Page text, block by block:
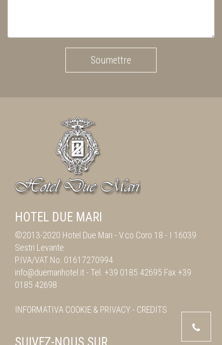
HOTEL DUE MARI
©2013-2020 Hotel Due Mari - V.co Coro 18 - I 16039
Sestri Levante
P.IVA/VAT No. 01617270994
info@duemarihotel.it- Tel. +39 0185 42695 Fax +39
0185 42698
INFORMATIVA COOKIE & PRIVACY- CREDITS